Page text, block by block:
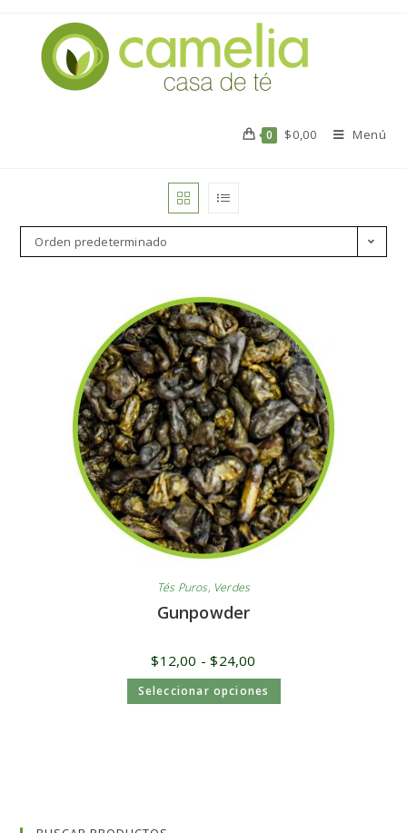
0 $0,00 Menú
Orden predeterminado
Tés Puros, Verdes
Gunpowder
$12,00 - $24,00
Seleccionar opciones